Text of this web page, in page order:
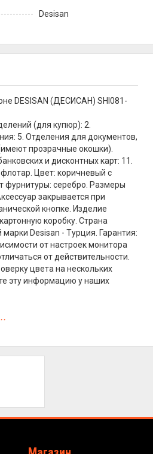
Desisan
DESISAN (ДЕСИСАН) SHI081-
(для купюр): 2.
5. Отделения для документов,
прозрачные окошки).
и дисконтных карт: 11.
Цвет: коричневый с
фурнитуры: серебро. Размеры
закрывается при
кнопке. Изделие
коробку. Страна
Desisan - Турция. Гарантия:
от настроек монитора
от действительности.
цвета на нескольких
эту информацию у наших